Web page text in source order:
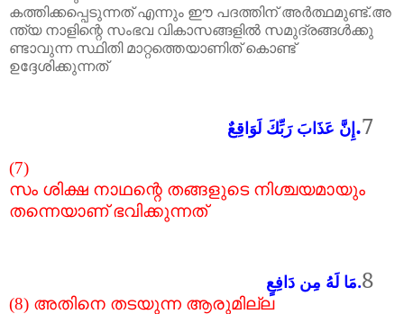
കത്തിക്കപ്പെടുന്നത് എന്നും ഈ പദത്തിന് അർത്ഥമുണ്ട്.അ
ന്ത്യ നാളിന്റെ സംഭവ വികാസങ്ങളിൽ സമുദ്രങ്ങൾക്കു
ണ്ടാവുന്ന സ്ഥിതി മാറ്റത്തെയാണിത് കൊണ്ട്
ഉദ്ദേശിക്കുന്നത്
7
.إِنَّ عَذَابَ رَبِّكَ لَوَاقِعٌ
(7)
നിശ്ചയമായും
തങ്ങളുടെ
നാഥന്റെ
ശിക്ഷ
സം
ഭവിക്കുന്നത്
തന്നെയാണ്
8.مَا لَهُ مِن دَافِعٍ
(8) അതിനെ തടയുന്ന ആരുമില്ല